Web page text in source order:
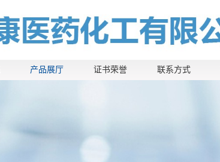
产品展厅 证书荣誉 联系方式